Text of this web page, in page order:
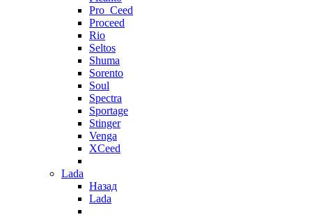
Pro_Ceed
Proceed
Rio
Seltos
Shuma
Sorento
Soul
Spectra
Sportage
Stinger
Venga
XCeed
Lada
Назад
Lada